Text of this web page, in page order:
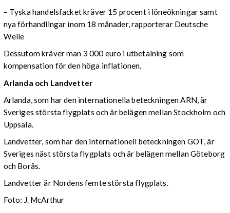
– Tyska handelsfacket kräver 15 procent i löneökningar samt
nya förhandlingar inom 18 månader, rapporterar Deutsche
Welle
Dessutom kräver man 3 000 euro i utbetalning som
kompensation för den höga inflationen.
Arlanda och Landvetter
Arlanda, som har den internationella beteckningen ARN, är
Sveriges största flygplats och är belägen mellan Stockholm och
Uppsala.
Landvetter, som har den internationell beteckningen GOT, är
Sveriges näst största flygplats och är belägen mellan Göteborg
och Borås.
Landvetter är Nordens femte största flygplats.
Foto: J. McArthur